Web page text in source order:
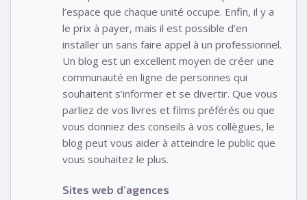
l’espace que chaque unité occupe. Enfin, il y a
le prix à payer, mais il est possible d’en
installer un sans faire appel à un professionnel.
Un blog est un excellent moyen de créer une
communauté en ligne de personnes qui
souhaitent s’informer et se divertir. Que vous
parliez de vos livres et films préférés ou que
vous donniez des conseils à vos collègues, le
blog peut vous aider à atteindre le public que
vous souhaitez le plus.
Sites web d’agences